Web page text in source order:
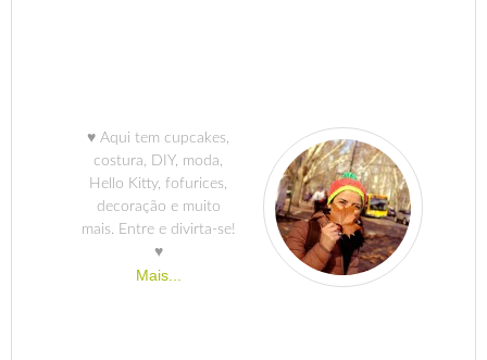
♥ Aqui tem cupcakes,
costura, DIY, moda,
Hello Kitty, fofurices,
decoração e muito
mais. Entre e divirta-se!
♥
Mais...